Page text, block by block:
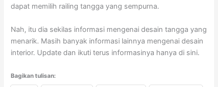
dapat memilih railing tangga yang sempurna.
Nah, itu dia sekilas informasi mengenai desain tangga yang
menarik. Masih banyak informasi lainnya mengenai desain
interior. Update dan ikuti terus informasinya hanya di sini.
Bagikan tulisan: